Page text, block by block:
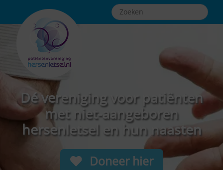
Dé vereniging voor patiënten
met niet-aangeboren
hersenletsel en hun naasten
Doneer hier